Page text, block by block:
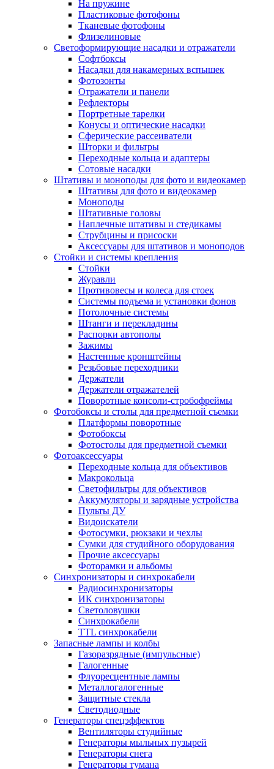
На пружине
Пластиковые фотофоны
Тканевые фотофоны
Флизелиновые
Светоформирующие насадки и отражатели
Софтбоксы
Насадки для накамерных вспышек
Фотозонты
Отражатели и панели
Рефлекторы
Портретные тарелки
Конусы и оптические насадки
Сферические рассеиватели
Шторки и фильтры
Переходные кольца и адаптеры
Сотовые насадки
Штативы и моноподы для фото и видеокамер
Штативы для фото и видеокамер
Моноподы
Штативные головы
Наплечные штативы и стедикамы
Струбцины и присоски
Аксессуары для штативов и моноподов
Стойки и системы крепления
Стойки
Журавли
Противовесы и колеса для стоек
Системы подъема и установки фонов
Потолочные системы
Штанги и перекладины
Распорки автополы
Зажимы
Настенные кронштейны
Резьбовые переходники
Держатели
Держатели отражателей
Поворотные консоли-стробофреймы
Фотобоксы и столы для предметной съемки
Платформы поворотные
Фотобоксы
Фотостолы для предметной съемки
Фотоаксессуары
Переходные кольца для объективов
Макрокольца
Светофильтры для объективов
Аккумуляторы и зарядные устройства
Пульты ДУ
Видоискатели
Фотосумки, рюкзаки и чехлы
Сумки для студийного оборудования
Прочие аксессуары
Фоторамки и альбомы
Синхронизаторы и синхрокабели
Радиосинхронизаторы
ИК синхронизаторы
Светоловушки
Синхрокабели
TTL синхрокабели
Запасные лампы и колбы
Газоразрядные (импульсные)
Галогенные
Флуоресцентные лампы
Металлогалогенные
Защитные стекла
Светодиодные
Генераторы спецэффектов
Вентиляторы студийные
Генераторы мыльных пузырей
Генераторы снега
Генераторы тумана